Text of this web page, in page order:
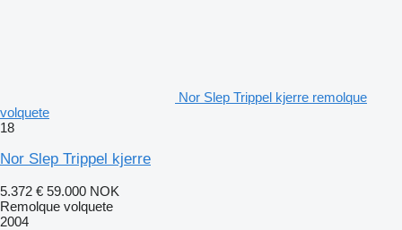
Nor Slep Trippel kjerre remolque
volquete
18
Nor Slep Trippel kjerre
5.372 € 59.000 NOK
Remolque volquete
2004